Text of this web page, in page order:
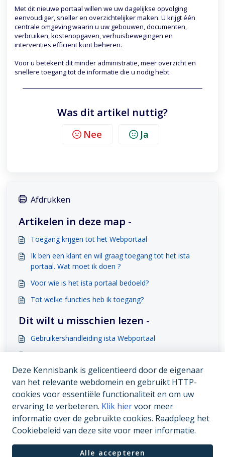
Met dit nieuwe portaal willen we uw dagelijkse opvolging
eenvoudiger, sneller en overzichtelijker maken. U krijgt één
centrale omgeving waarin u uw gebouwen, documenten,
verbruiken, kostenopgaven, verhuisbewegingen en
interventies efficiënt kunt beheren.
Voor u betekent dit minder administratie, meer overzicht en
snellere toegang tot de informatie die u nodig hebt.
Was dit artikel nuttig?
Nee Ja
Afdrukken
Artikelen in deze map -
Toegang krijgen tot het Webportaal
Ik ben een klant en wil graag toegang tot het ista
portaal. Wat moet ik doen ?
Voor wie is het ista portaal bedoeld?
Tot welke functies heb ik toegang?
Dit wilt u misschien lezen -
Gebruikershandleiding ista Webportaal
Toegang krijgen tot het Webportaal
Via welke platformen/toestellen kan de webportaal
geraadpleegd worden?
Tot welke functies heb ik toegang?
Deze Kennisbank is gelicentieerd door de eigenaar
van het relevante webdomein en gebruikt HTTP-
cookies voor essentiële functionaliteit en om uw
ervaring te verbeteren. Klik hiervoor meer
informatie over de gebruikte cookies. Raadpleeg het
Cookiebeleid van deze site voor meer informatie.
Alle accepteren